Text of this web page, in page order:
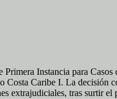
Instancia para
Costa Caribe I. La
extrajudiciales, tras surtir